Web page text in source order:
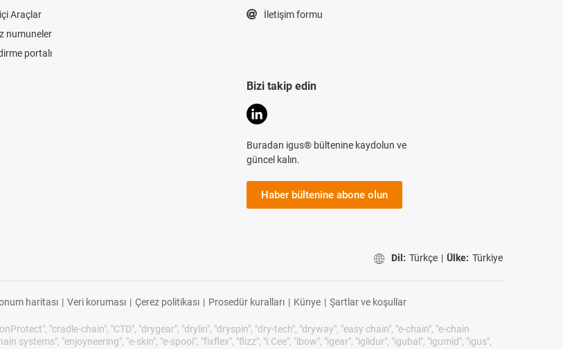
Araçlar
numuneler
portalı
İletişim formu
Bizi takip edin
Buradan igus® bültenine kaydolun ve
güncel kalın.
Haber bültenine abone olun
Dil: Türkçe | Ülke: Türkiye
haritası | Veri koruması | Çerez politikası | Prosedür kuralları | Künye | Şartlar ve koşullar
"cradle-chain", "CTD", "drygear", "drylin", "dryspin", "dry-tech", "dryway", "easy chain", "e-chain", "e-chain
systems", "enjoyneering", "e-skin", "e-spool", "fixflex", "flizz", "i.Cee", "ibow", "igear", "iglidur", "igubal", "igumid", "igus",